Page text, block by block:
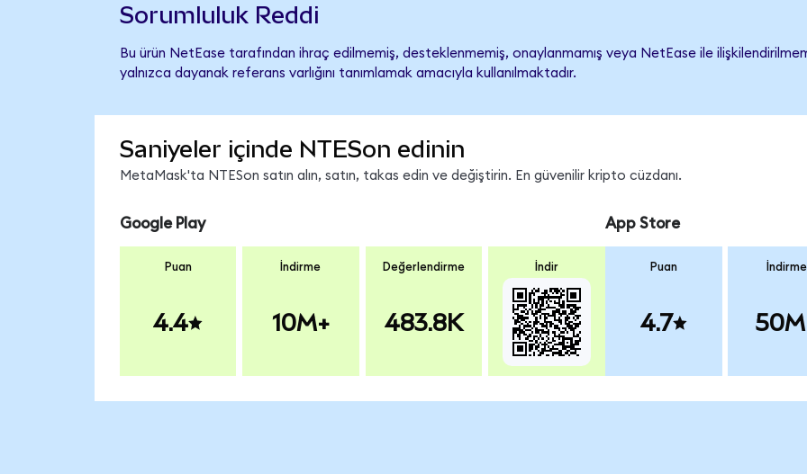
Sorumluluk Reddi
Bu ürün NetEase tarafından ihraç edilmemiş, desteklenmemiş, onaylanmamış veya NetEase ile
yalnızca dayanak referans varlığını tanımlamak amacıyla kullanılmaktadır.
Saniyeler içinde NTESon edinin
MetaMask'ta NTESon satın alın, satın, takas edin ve değiştirin. En güvenilir kripto cüzdanı.
Google Play
Puan
4.4
İndirme
10M+
Değerlendirme
483.8K
İndir
App Store
Puan
4.7
İndirme